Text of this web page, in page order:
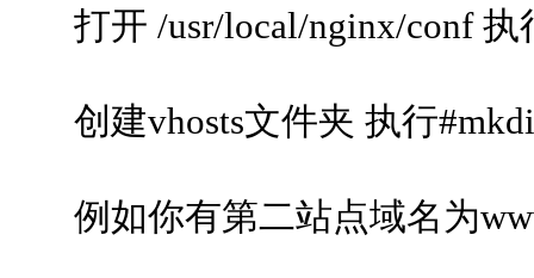
打开 /usr/local/nginx/conf 执
创建vhosts文件夹 执行
例如你有第二站点域名为